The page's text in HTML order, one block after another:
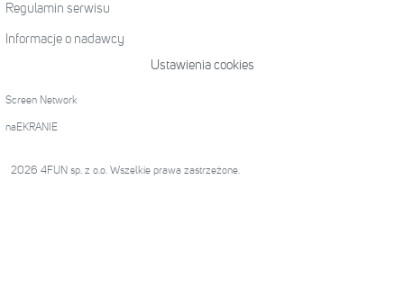
Regulamin serwisu
Informacje o nadawcy
Ustawienia cookies
Screen Network
naEKRANIE
2026 4FUN sp. z o.o. Wszelkie prawa zastrzeżone.